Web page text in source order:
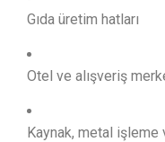
Gıda üretim hatları
Otel ve alışveriş
Kaynak, metal işleme